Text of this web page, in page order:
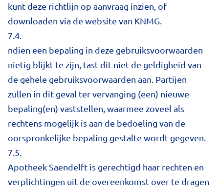
kunt deze richtlijn op aanvraag inzien, of
downloaden via de website van KNMG.
7.4.
ndien een bepaling in deze gebruiksvoorwaarden
nietig blijkt te zijn, tast dit niet de geldigheid van
de gehele gebruiksvoorwaarden aan. Partijen
zullen in dit geval ter vervanging (een) nieuwe
bepaling(en) vaststellen, waarmee zoveel als
rechtens mogelijk is aan de bedoeling van de
oorspronkelijke bepaling gestalte wordt gegeven.
7.5.
Apotheek Saendelft is gerechtigd haar rechten en
verplichtingen uit de overeenkomst over te dragen